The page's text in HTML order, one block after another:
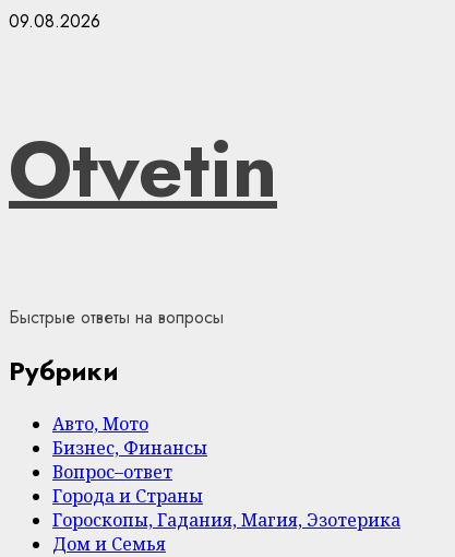
Skip
09.08.2026
Otvetin
Быстрые ответы на вопросы
Рубрики
Авто, Мото
Бизнес, Финансы
Вопрос–ответ
Города и Страны
Гороскопы, Гадания, Магия, Эзотерика
Дом и Семья